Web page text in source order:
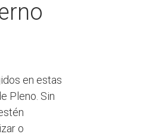
en estas
Pleno. Sin
o